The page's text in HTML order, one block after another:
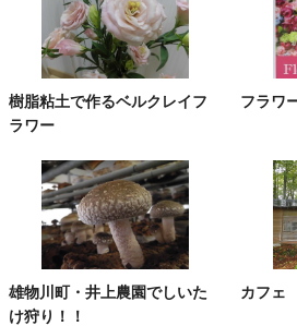
樹脂粘土で作るベルクレイフ
ラワー
フラワ
雄物川町・井上農園でしいた
け狩り！！
カフェ